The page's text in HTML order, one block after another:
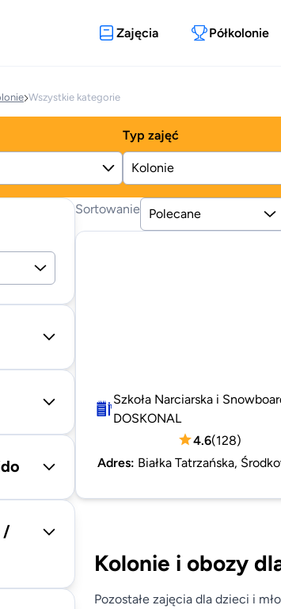
Zajęcia Półkolonie
Wszystkie kategorie
Typ zajęć
Kolonie
/
Sortowanie Polecane
Szkoła Narciarska i
DOSKONAL
4.6(128)
Adres: Białka Tatrzańska,
Kolonie i obozy
Pozostałe zajęcia dla dzieci i